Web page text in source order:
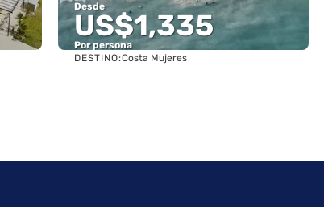
Desde
US$1,335
Por persona
Ver
DESTINO:Costa Mujeres